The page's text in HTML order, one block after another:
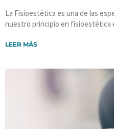
La Fisioestética es una de las
nuestro principio en fisioestética
LEER MÁS